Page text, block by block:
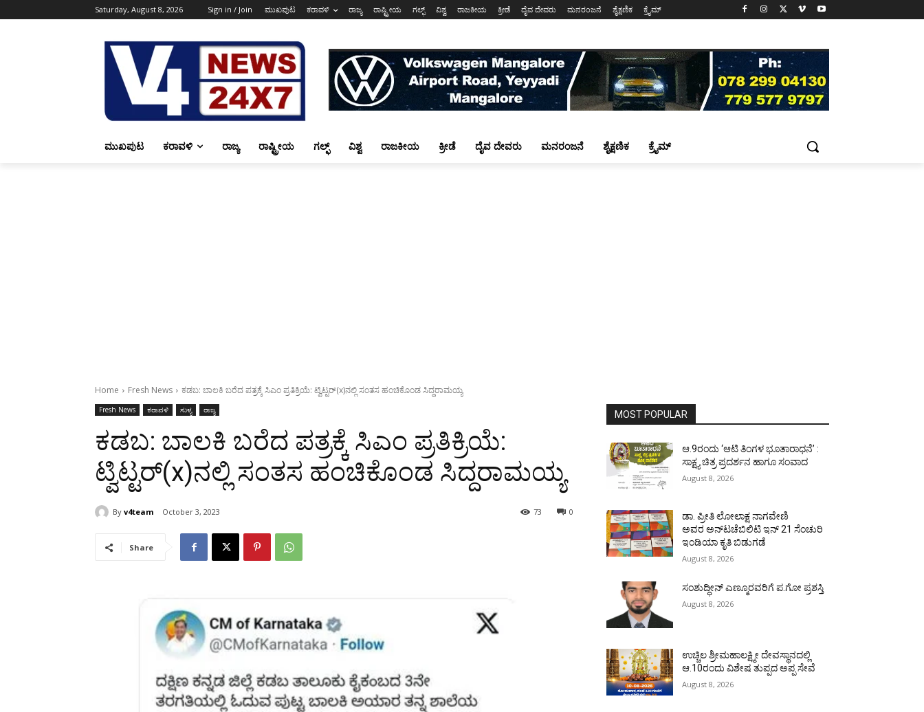
Saturday, August 8, 2026 Sign in / Join ಮುಖಪುಟ ಕರಾವಳಿ ರಾಜ್ಯ ರಾಷ್ಟ್ರೀಯ ಗಲ್ಫ್ ವಿಶ್ವ ರಾಜಕೀಯ ಕ್ರೀಡೆ ದೈವ ದೇವರು ಮನರಂಜನೆ ಶೈಕ್ಷಣಿಕ ಕ್ರೈಮ್
ಮುಖಪುಟ ಕರಾವಳಿ ರಾಜ್ಯ ರಾಷ್ಟ್ರೀಯ ಗಲ್ಫ್ ವಿಶ್ವ ರಾಜಕೀಯ ಕ್ರೀಡೆ ದೈವ ದೇವರು ಮನರಂಜನೆ ಶೈಕ್ಷಣಿಕ ಕ್ರೈಮ್
Home Fresh News ಕಡಬ: ಬಾಲಕಿ ಬರೆದ ಪತ್ರಕ್ಕೆ ಸಿಎಂ ಪ್ರತಿಕ್ರಿಯೆ: ಟ್ವಿಟ್ಟರ್(x)ನಲ್ಲಿ ಸಂತಸ ಹಂಚಿಕೊಂಡ ಸಿದ್ದರಾಮಯ್ಯ
Fresh News ಕರಾವಳಿ ಸುಳ್ಯ ರಾಜ್ಯ
ಕಡಬ: ಬಾಲಕಿ ಬರೆದ ಪತ್ರಕ್ಕೆ ಸಿಎಂ ಪ್ರತಿಕ್ರಿಯೆ:
ಟ್ವಿಟ್ಟರ್(x)ನಲ್ಲಿ ಸಂತಸ ಹಂಚಿಕೊಂಡ ಸಿದ್ದರಾಮಯ್ಯ
By v4team October 3, 2023 0
73
Share
MOST POPULAR
ಆ.9ರಂದು ‘ಆಟಿ ತಿಂಗಳ ಭೂತಾರಾಧನೆ’ :
ಸಾಕ್ಷ್ಯ ಚಿತ್ರ ಪ್ರದರ್ಶನ ಹಾಗೂ ಸಂವಾದ
August 8, 2026
ಡಾ. ಪ್ರೀತಿ ಲೋಲಾಕ್ಷ ನಾಗವೇಣಿ
ಅವರ ಅನ್‌ಟಚೆಬಿಲಿಟಿ ಇನ್ 21 ಸೆಂಚುರಿ
ಇಂಡಿಯಾ ಕೃತಿ ಬಿಡುಗಡೆ
August 8, 2026
ಸಂಶುದ್ಧೀನ್ ಎಣ್ಮೂರವರಿಗೆ ಪ.ಗೋ ಪ್ರಶಸ್ತಿ
August 8, 2026
ಉಚ್ಚಿಲ ಶ್ರೀಮಹಾಲಕ್ಷ್ಮೀ ದೇವಸ್ಥಾನದಲ್ಲಿ
ಆ.10ರಂದು ವಿಶೇಷ ತುಪ್ಪದ ಅಪ್ಪ ಸೇವೆ
August 8, 2026